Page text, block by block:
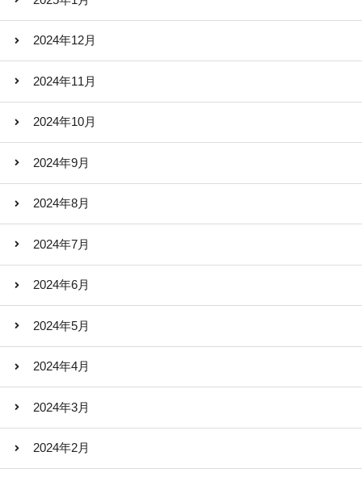
2024年12月
2024年11月
2024年10月
2024年9月
2024年8月
2024年7月
2024年6月
2024年5月
2024年4月
2024年3月
2024年2月